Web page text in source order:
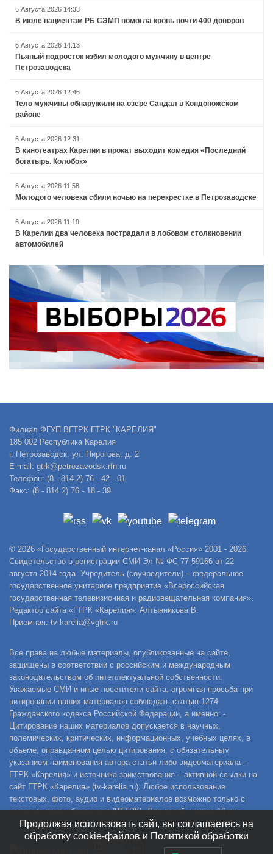
6 Августа 2026 14:38
В июле пациентам РБ СЭМП помогла кровь почти 400 доноров
6 Августа 2026 14:13
Пьяный подросток избил молодого мужчину в центре
Петрозаводска
6 Августа 2026 12:46
Тело мужчины обнаружили на озере Сандал в Кондопожском
районе
6 Августа 2026 12:31
В кинотеатрах Карелии в прокат выходит комедия «Последний
богатырь. Колобок»
6 Августа 2026 11:58
Молодого человека сбили ночью на перекрестке в Петрозаводске
6 Августа 2026 11:19
В Карелии два человека пострадали в лобовом столкновении
автомобилей
Филиал ФГУП ВГТРК ГТРК "КАРЕЛИЯ"
185 002 Республика Карелия
г. Петрозаводск, ул. Пирогова, д. 2
E-mail: gtrk@petrozavodsk.rfn.ru
Телефон: (8 - 814 2) 76 - 42 - 01
Факс: (8 - 814 2) 76 - 18 - 39
© 2026 «Государственный интернет-канал «Россия» 2001 - 2026.
Свидетельство о регистрации СМИ Эл № ФС 77-59166 от 22
августа 2014 года. Учредитель (соучредители) – федеральное
государственное унитарное предприятие «Всероссийская
государственная телевизионная и радиовещательная компания».
Редактор сайта «ГТРК «Карелия»: Алтынникова В.
Приемная: tv-karelia@vgtrk.ru
Все права на любые материалы, опубликованные на сайте,
защищены в соответствии с российским и международным
законодательством об интеллектуальной собственности.
Уважаемые СМИ и иные посетители сайта, огромная просьба при
цитировании наших материалов соблюдать статью 1274
Гражданского кодекса Российской Федерации, а именно: -
Цитирование наших материалов допускается в научных,
полемических, критических, информационных, учебных целях, в
объеме, оправданном целью цитирования, с обязательным
указанием наименования автора статьи либо видеоматериала -
ГТРК «Карелия» и источника заимствования – активной ссылки на
сайт ГТРК «Карелия» (tv-karelia.ru). Любое использование
текстовых, фото, аудио и видеоматериалов возможно только с
согласия правообладателя (ВГТРК). Для детей старше 16 лет.
Продолжая использовать сайт, вы соглашаетесь на
обработку cookie-файлов и Политикой обработки